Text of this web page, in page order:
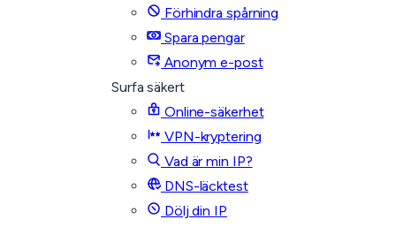
Förhindra spårning
Spara pengar
Anonym e-post
Surfa säkert
Online-säkerhet
VPN-kryptering
Vad är min IP?
DNS-läcktest
Dölj din IP